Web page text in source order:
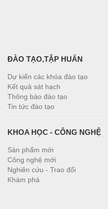
ĐÀO TẠO,TẬP HUẤN
Dự kiến các khóa đào tạo
Kết quả sát hạch
Thông báo đào tạo
Tin tức đào tạo
KHOA HỌC - CÔNG NGHỆ
Sản phẩm mới
Công nghệ mới
Nghiên cứu - Trao đổi
Khám phá